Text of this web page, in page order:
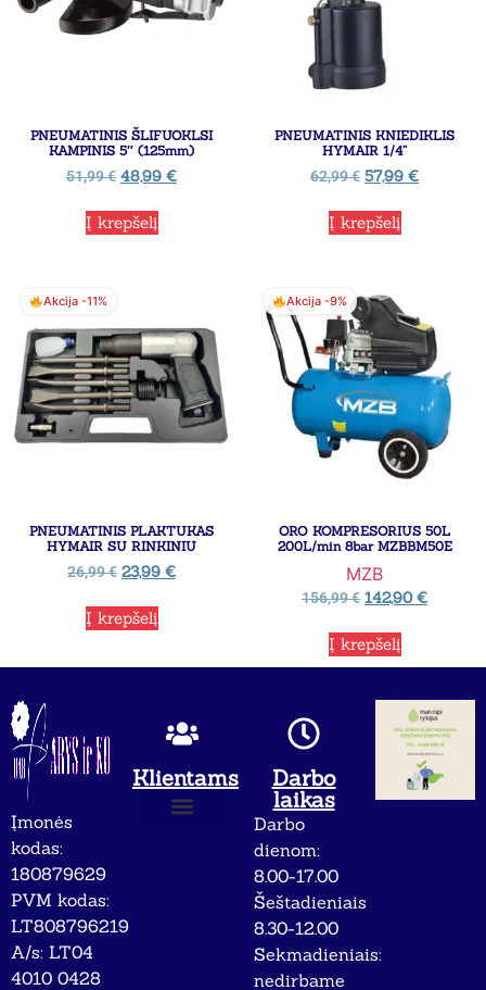
PNEUMATINIS ŠLIFUOKLSI
KAMPINIS 5″ (125mm)
51,99€ 48,99 €
Į krepšelį
PNEUMATINIS KNIEDIKLIS
HYMAIR 1/4”
62,99€ 57,99 €
Į krepšelį
Akcija -11%
PNEUMATINIS PLAKTUKAS
HYMAIR SU RINKINIU
26,99€ 23,99 €
Į krepšelį
Akcija -9%
ORO KOMPRESORIUS 50L
200L/min 8bar MZBBM50E
MZB
156,99€ 142,90€
Į krepšelį
Įmonės
kodas:
180879629
PVM kodas:
LT808796219
A/s: LT04
4010 0428
Klientams
Darbo
laikas
Darbo
dienom:
8.00-17.00
Šeštadieniais
8.30-12.00
Sekmadieniais:
nedirbame